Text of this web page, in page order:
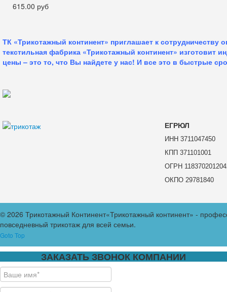
615.00 руб
ТК «Трикотажный континент» приглашает к
текстильная фабрика «Трикотажный континент»
цены – это то, что Вы найдете у нас! И все это в быстрые
ЕГРЮЛ
ИНН 3711047450
КПП 371101001
ОГРН
ОКПО 29781840
© 2026 Трикотажный Континент«Трикотажный континент» -
повседневный трикотаж для всей семьи.
Goto Top
ЗАКАЗАТЬ ЗВОНОК КОМПАНИИ